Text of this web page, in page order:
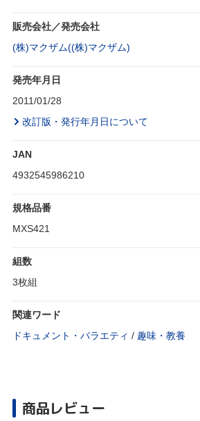
販売会社／発売会社
(株)マクザム((株)マクザム)
発売年月日
2011/01/28
改訂版・発行年月日について
JAN
4932545986210
規格品番
MXS421
組数
3枚組
関連ワード
ドキュメント・バラエティ / 趣味・教養
商品レビュー